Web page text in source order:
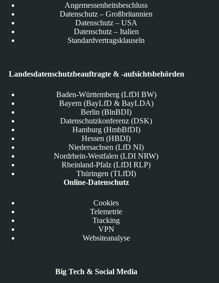
Angemessenheitsbeschluss
Datenschutz – Großbritannien
Datenschutz – USA
Datenschutz – Italien
Standardvertragsklauseln
Landesdatenschutzbeauftragte & -aufsichtsbehörden
Baden-Württemberg (LfDI BW)
Bayern (BayLfD & BayLDA)
Berlin (BlnBDI)
Datenschutzkonferenz (DSK)
Hamburg (HmbBfDI)
Hessen (HBDI)
Niedersachsen (LfD NI)
Nordrhein-Westfalen (LDI NRW)
Rheinland-Pfalz (LfDI RLP)
Thüringen (TLfDI)
Online-Datenschutz
Cookies
Telemetrie
Tracking
VPN
Websiteanalyse
Big Tech & Social Media